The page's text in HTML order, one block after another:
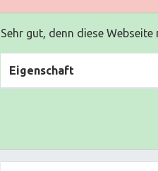
Sehr gut, denn diese
Eigenschaft